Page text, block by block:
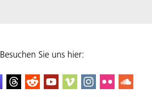
Besuchen Sie uns hier: